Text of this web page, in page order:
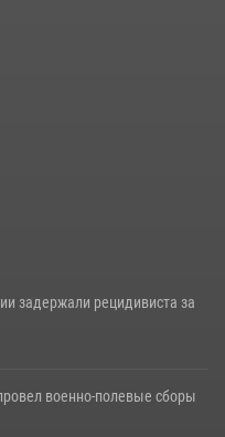
задержали рецидивиста за
военно-полевые сборы